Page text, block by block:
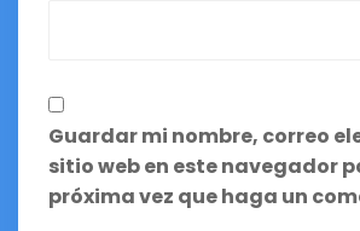
Guardar mi nombre, correo
sitio web en este navegador
próxima vez que haga un